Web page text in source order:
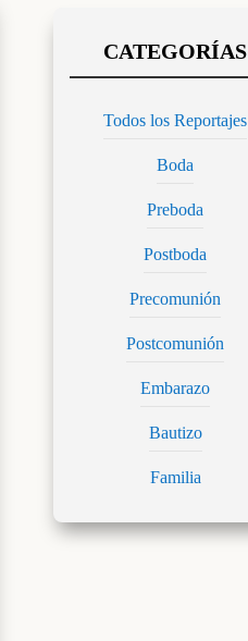
Todos los Reportajes
Boda
Preboda
Postboda
Precomunión
Postcomunión
Embarazo
Bautizo
Familia